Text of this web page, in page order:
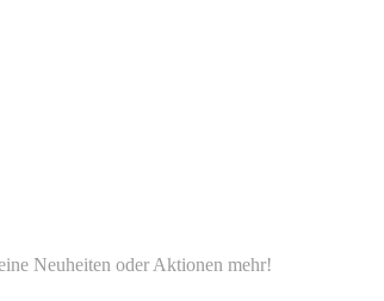
Neuheiten oder Aktionen mehr!